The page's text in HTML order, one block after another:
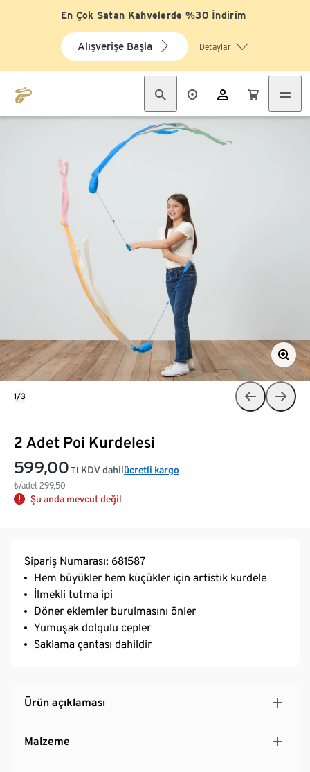
En Çok Satan Kahvelerde %30 İndirim
Alışverişe Başla Detaylar
2 Adet Poi Kurdelesi
599,00 TL
₺/adet 299,50
KDV dahilücretli kargo
Şu anda mevcut değil
1/3
Sipariş Numarası: 681587
Hem büyükler hem küçükler için artistik kurdele
İlmekli tutma ipi
Döner eklemler burulmasını önler
Yumuşak dolgulu cepler
Saklama çantası dahildir
Ürün açıklaması
Malzeme